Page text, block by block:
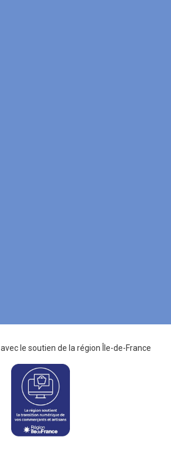
avec le soutien de la région Île-de-France